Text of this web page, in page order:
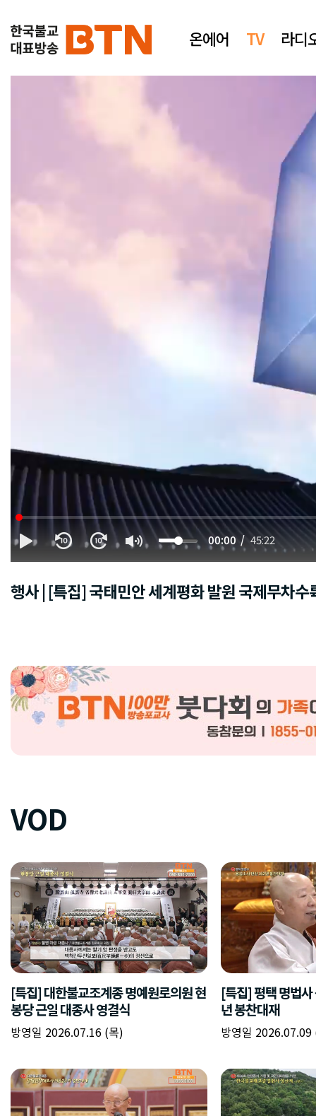
온에어 TV 라디
00:00 45:22
행사 | [특집] 국태민안 세계평화 발원 국제무차수